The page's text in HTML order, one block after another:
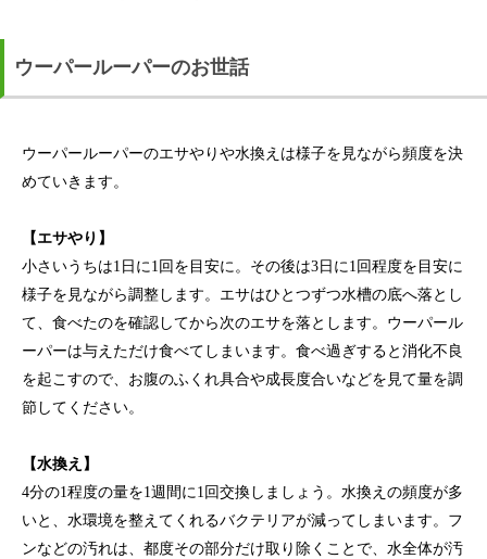
ウーパールーパーのお世話
ウーパールーパーのエサやりや水換えは様子を見ながら頻度を決
めていきます。
【エサやり】
小さいうちは1日に1回を目安に。その後は3日に1回程度を目安に
様子を見ながら調整します。エサはひとつずつ水槽の底へ落とし
て、食べたのを確認してから次のエサを落とします。ウーパール
ーパーは与えただけ食べてしまいます。食べ過ぎすると消化不良
を起こすので、お腹のふくれ具合や成長度合いなどを見て量を調
節してください。
【水換え】
4分の1程度の量を1週間に1回交換しましょう。水換えの頻度が多
いと、水環境を整えてくれるバクテリアが減ってしまいます。フ
ンなどの汚れは、都度その部分だけ取り除くことで、水全体が汚